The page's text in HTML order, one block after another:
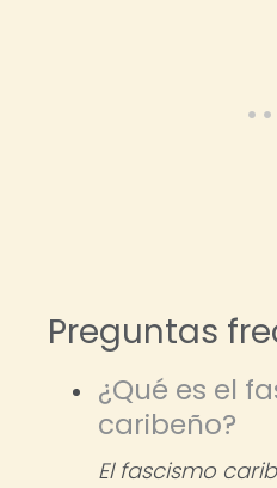
Preguntas
¿Qué es el
caribeño?
El fascismo